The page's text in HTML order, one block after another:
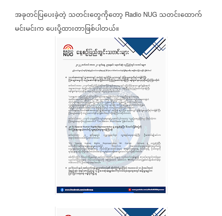
အခုတင်ပြပေးခဲ့တဲ့ သတင်းတွေကိုတော့ Radio NUG သတင်းထောက်
မင်းမင်းကပေးပို့ထားတာဖြစ်ပါတယ်။